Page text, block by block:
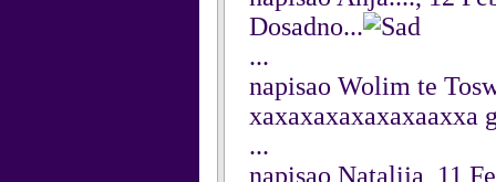
Dosadno...
...
napisao Wolim te
xaxaxaxaxaxaxaaxxa
...
napisao Natalija, 11